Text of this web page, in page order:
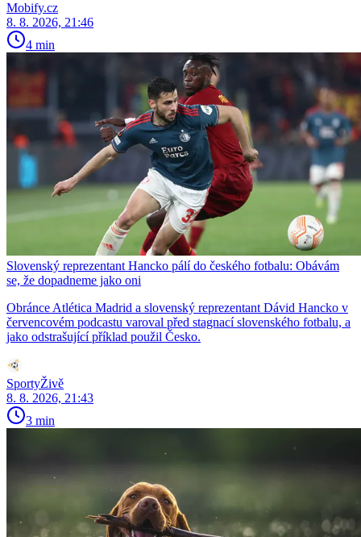
Mobify.cz
8. 8. 2026, 21:46
4 min
Slovenský reprezentant Hancko pálí do českého fotbalu: Obávám
se, že dopadneme jako oni
Obránce Atlética Madrid a slovenský reprezentant Dávid Hancko v
červencovém podcastu varoval před stagnací slovenského fotbalu, a
jako odstrašující příklad použil Česko.
SportyŽivě
8. 8. 2026, 21:43
3 min